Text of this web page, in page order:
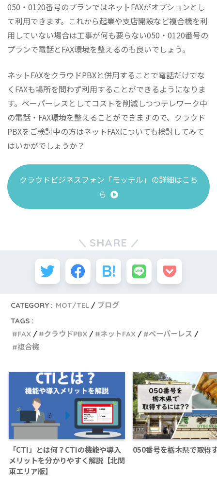
050・0120番号のプランではネットFAXがオプションとし
て利用できます。これから起業や支店開設など複合機を利
用していない場合は工事が何も要らない050・0120番号の
プランで電話とFAX環境を整えるのも良いでしょう。
ネットFAXをクラウドPBXと併用することで電話だけでな
くFAXも場所を問わず利用することができるようになりま
す。ペーパーレスとしてコストを削減しつつテレワーク中
の電話・FAX環境を整えることができますので、クラウド
PBXをご検討中の方はネットFAXについても検討してみて
はいかがでしょうか？
クラウドビジネスフォン「モッテル」の詳細はこち
ら
SHARE
CATEGORY : MOT/TEL
ブログ
TAGS :
FAX
クラウドPBX ネットFAX
ペーパーレス
複合機
「CTI」とは何？CTIの機能や導入
メリットを分かりやすく解説【北関
東エリア版】
050番号を栃木県で取得